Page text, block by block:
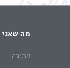
מה
כתיבה